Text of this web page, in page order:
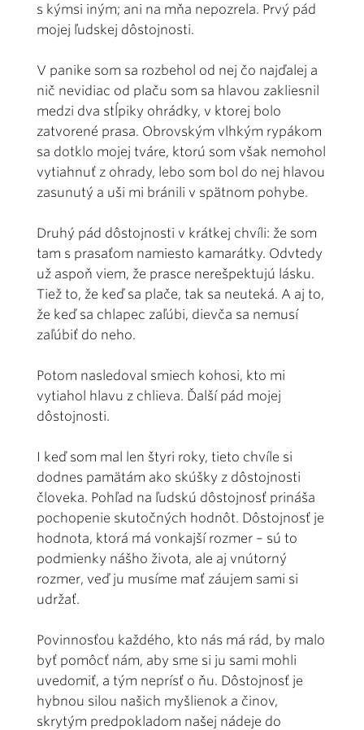
s kýmsi iným; ani na mňa nepozrela. Prvý pád
mojej ľudskej dôstojnosti.
V panike som sa rozbehol od nej čo najďalej a
nič nevidiac od plaču som sa hlavou zakliesnil
medzi dva stĺpiky ohrádky, v ktorej bolo
zatvorené prasa. Obrovským vlhkým rypákom
sa dotklo mojej tváre, ktorú som však nemohol
vytiahnuť z ohrady, lebo som bol do nej hlavou
zasunutý a uši mi bránili v spätnom pohybe.
Druhý pád dôstojnosti v krátkej chvíli: že som
tam s prasaťom namiesto kamarátky. Odvtedy
už aspoň viem, že prasce nerešpektujú lásku.
Tiež to, že keď sa plače, tak sa neuteká. A aj to,
že keď sa chlapec zaľúbi, dievča sa nemusí
zaľúbiť do neho.
Potom nasledoval smiech kohosi, kto mi
vytiahol hlavu z chlieva. Ďalší pád mojej
dôstojnosti.
I keď som mal len štyri roky, tieto chvíle si
dodnes pamätám ako skúšky z dôstojnosti
človeka. Pohľad na ľudskú dôstojnosť prináša
pochopenie skutočných hodnôt. Dôstojnosť je
hodnota, ktorá má vonkajší rozmer – sú to
podmienky nášho života, ale aj vnútorný
rozmer, veď ju musíme mať záujem sami si
udržať.
Povinnosťou každého, kto nás má rád, by malo
byť pomôcť nám, aby sme si ju sami mohli
uvedomiť, a tým neprísť o ňu. Dôstojnosť je
hybnou silou našich myšlienok a činov,
skrytým predpokladom našej nádeje do